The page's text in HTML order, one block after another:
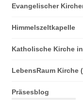
Evangelischer
Himmelszeltkapelle
Katholische Kirche
LebensRaum Kirche
Präsesblog